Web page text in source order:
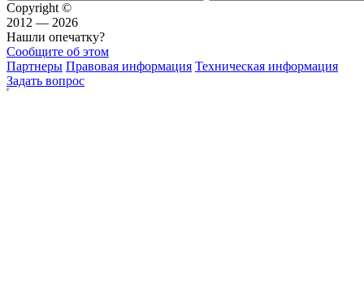
Copyright ©
2012 — 2026
Нашли опечатку?
Сообщите об этом
Партнеры Правовая информация Техническая информация
Задать вопрос